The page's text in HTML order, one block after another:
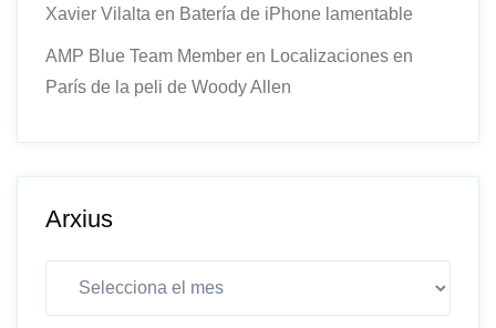
Xavier Vilalta en Batería de iPhone lamentable
AMP Blue Team Member en Localizaciones en
París de la peli de Woody Allen
Arxius